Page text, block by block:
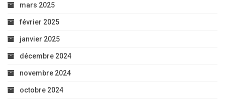
mars 2025
février 2025
janvier 2025
décembre 2024
novembre 2024
octobre 2024